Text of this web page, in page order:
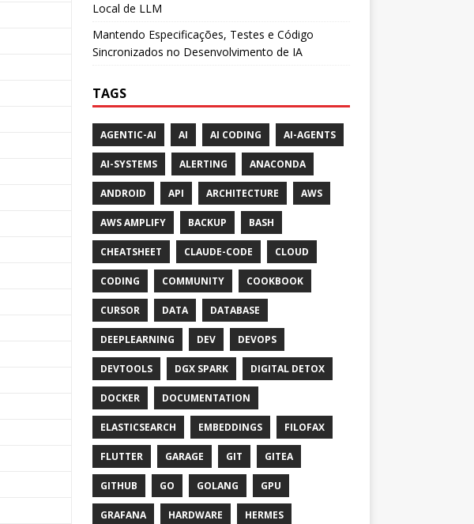
Local de LLM
Mantendo Especificações, Testes e Código
Sincronizados no Desenvolvimento de IA
TAGS
AGENTIC-AI AI AI CODING AI-AGENTS
AI-SYSTEMS ALERTING ANACONDA
ANDROID API ARCHITECTURE AWS
AWS AMPLIFY BACKUP BASH
CHEATSHEET CLAUDE-CODE CLOUD
CODING COMMUNITY COOKBOOK
CURSOR DATA DATABASE
DEEPLEARNING DEV DEVOPS
DEVTOOLS DGX SPARK DIGITAL DETOX
DOCKER DOCUMENTATION
ELASTICSEARCH EMBEDDINGS FILOFAX
FLUTTER GARAGE GIT GITEA
GITHUB GO GOLANG GPU
GRAFANA HARDWARE HERMES